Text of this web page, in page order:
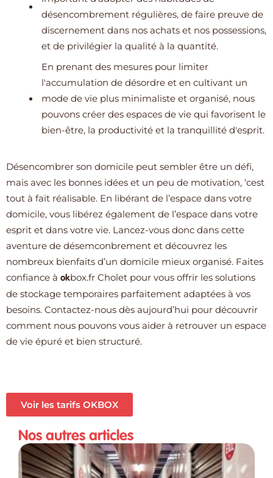
désencombrement régulières, de faire preuve de
discernement dans nos achats et nos possessions,
et de privilégier la qualité à la quantité.
En prenant des mesures pour limiter
l'accumulation de désordre et en cultivant un
mode de vie plus minimaliste et organisé, nous
pouvons créer des espaces de vie qui favorisent le
bien-être, la productivité et la tranquillité d'esprit.
Désencombrer son domicile peut sembler être un défi,
mais avec les bonnes idées et un peu de motivation, ‘cest
tout à fait réalisable. En libérant de l’espace dans votre
domicile, vous libérez également de l’espace dans votre
esprit et dans votre vie. Lancez-vous donc dans cette
aventure de désemconbrement et découvrez les
nombreux bienfaits d’un domicile mieux organisé. Faites
confiance à okbox.fr Cholet pour vous offrir les solutions
de stockage temporaires parfaitement adaptées à vos
besoins. Contactez-nous dès aujourd’hui pour découvrir
comment nous pouvons vous aider à retrouver un espace
de vie épuré et bien structuré.
Voir les tarifs OKBOX
Nos autres articles